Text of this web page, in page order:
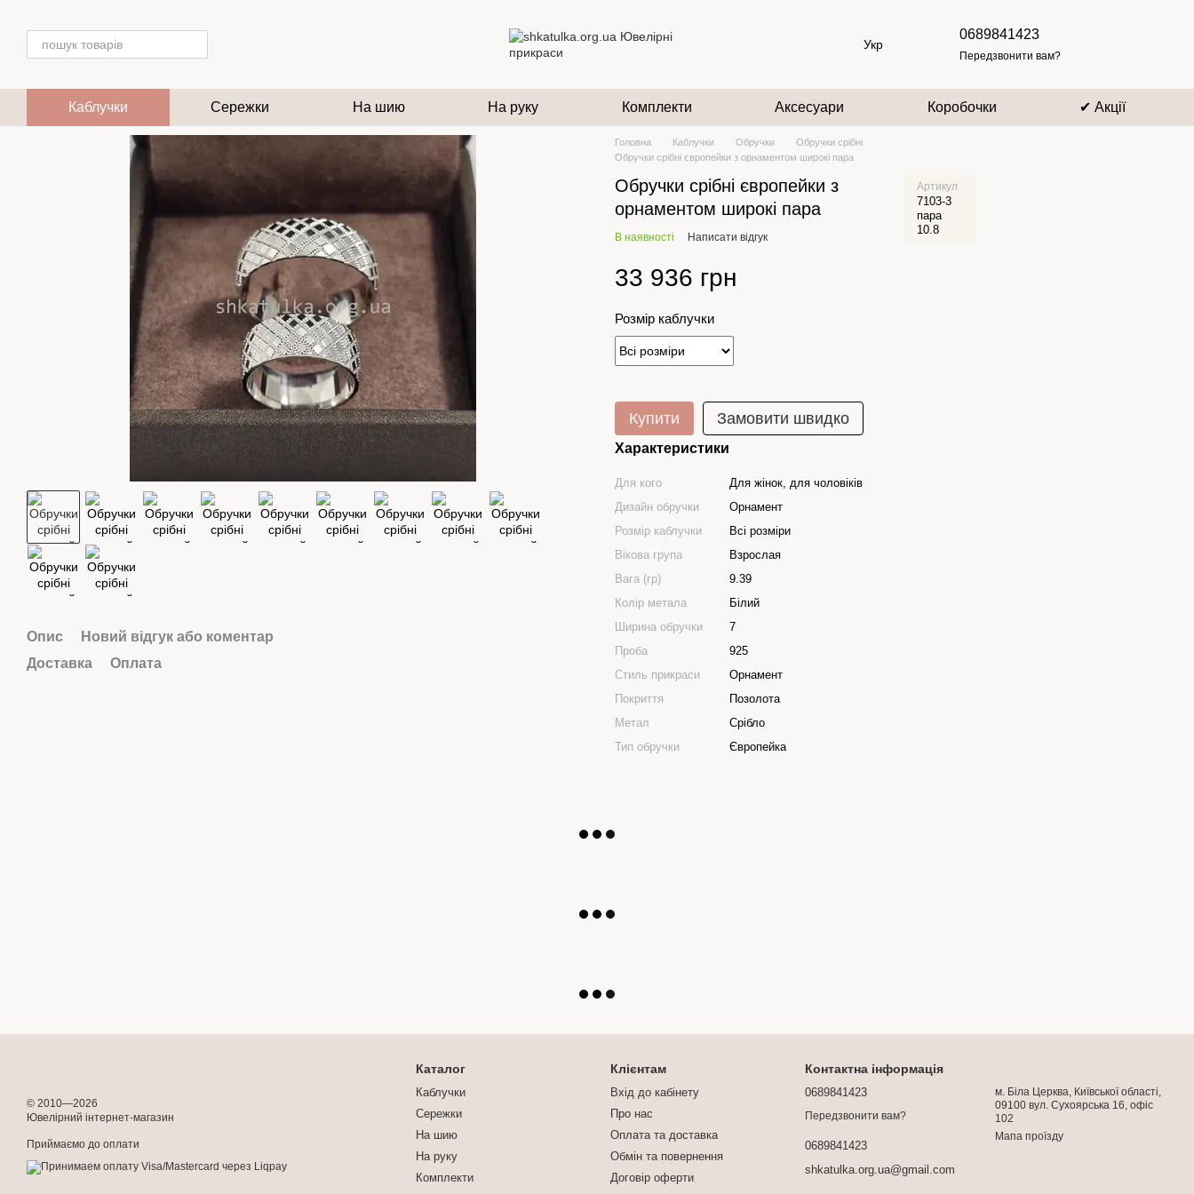
Укр
0689841423
Передзвонити вам?
Каблучки Сережки На шию На руку Комплекти Аксесуари Коробочки ✔ Акції
Опис
Новий відгук або коментар
Доставка
Оплата
Головна Каблучки Обручки
Обручки срібні
Обручки срібні європейки з орнаментом широкі пара
Обручки срібні європейки з
орнаментом широкі пара
Артикул
7103-3
пара
10.8
В наявності Написати відгук
33 936 грн
Розмір каблучки
Купити Замовити швидко
Характеристики
Для кого
Для жінок, для чоловіків
Дизайн обручки
Орнамент
Розмір каблучки
Всі розміри
Вікова група
Взрослая
Вага (гр)
9.39
Колір метала
Білий
Ширина обручки
7
Проба
925
Стиль прикраси
Орнамент
Покриття
Позолота
Метал
Срібло
Тип обручки
Європейка
© 2010—2026
Ювелірний інтернет-магазин
Приймаємо до оплати
Каталог
Каблучки
Сережки
На шию
На руку
Комплекти
Клієнтам
Вхід до кабінету
Про нас
Оплата та доставка
Обмін та повернення
Договір оферти
Контактна інформація
0689841423
Передзвонити вам?
0689841423
shkatulka.org.ua@gmail.com
м. Біла Церква, Київської області,
09100 вул. Сухоярська 16, офіс
102
Мапа проїзду